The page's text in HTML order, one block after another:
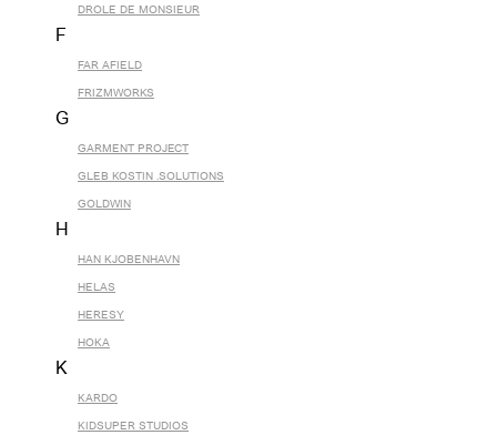
DROLE DE MONSIEUR
F
FAR AFIELD
FRIZMWORKS
G
GARMENT PROJECT
GLEB KOSTIN .SOLUTIONS
GOLDWIN
H
HAN KJOBENHAVN
HELAS
HERESY
HOKA
K
KARDO
KIDSUPER STUDIOS